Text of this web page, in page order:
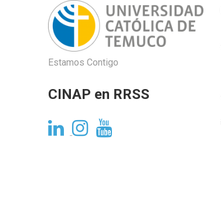
Estamos Contigo
CINAP en RRSS